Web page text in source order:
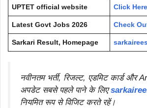
UPTET official website Click Here
Latest Govt Jobs 2026 Check
Sarkari Result, Homepage
नवीनतम भर्ती, रिजल्ट, एडमिट कार्ड और
अपडेट सबसे पहले पाने के लिए
नियमित रूप से विजिट करते रहें।